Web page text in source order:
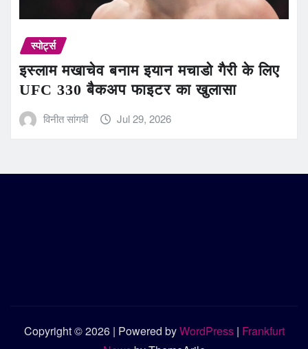
स्पोर्ट्स
इस्लाम मखाचेव बनाम इयान मचाडो गैरी के लिए
UFC 330 बैकअप फाइटर का खुलासा
विनीत सांगवी Jul 29, 2026
Copyright © 2026 | Powered byWordPress | Frankfurt